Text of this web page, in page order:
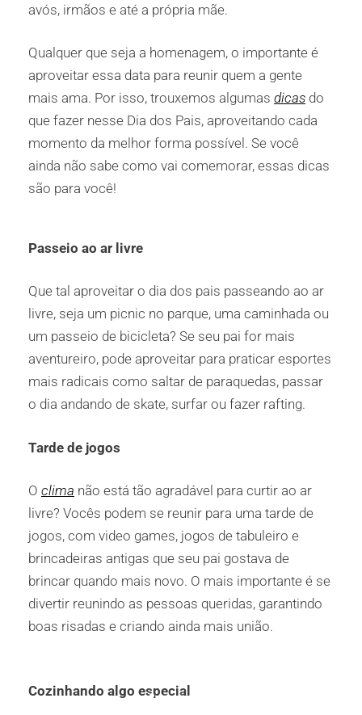
avós, irmãos e até a própria mãe.
Qualquer que seja a homenagem, o importante é
aproveitar essa data para reunir quem a gente
mais ama. Por isso, trouxemos algumas dicas do
que fazer nesse Dia dos Pais, aproveitando cada
momento da melhor forma possível. Se você
ainda não sabe como vai comemorar, essas dicas
são para você!
Passeio ao ar livre
Que tal aproveitar o dia dos pais passeando ao ar
livre, seja um picnic no parque, uma caminhada ou
um passeio de bicicleta? Se seu pai for mais
aventureiro, pode aproveitar para praticar esportes
mais radicais como saltar de paraquedas, passar
o dia andando de skate, surfar ou fazer rafting.
Tarde de jogos
O clima não está tão agradável para curtir ao ar
livre? Vocês podem se reunir para uma tarde de
jogos, com video games, jogos de tabuleiro e
brincadeiras antigas que seu pai gostava de
brincar quando mais novo. O mais importante é se
divertir reunindo as pessoas queridas, garantindo
boas risadas e criando ainda mais união.
Cozinhando algo especial